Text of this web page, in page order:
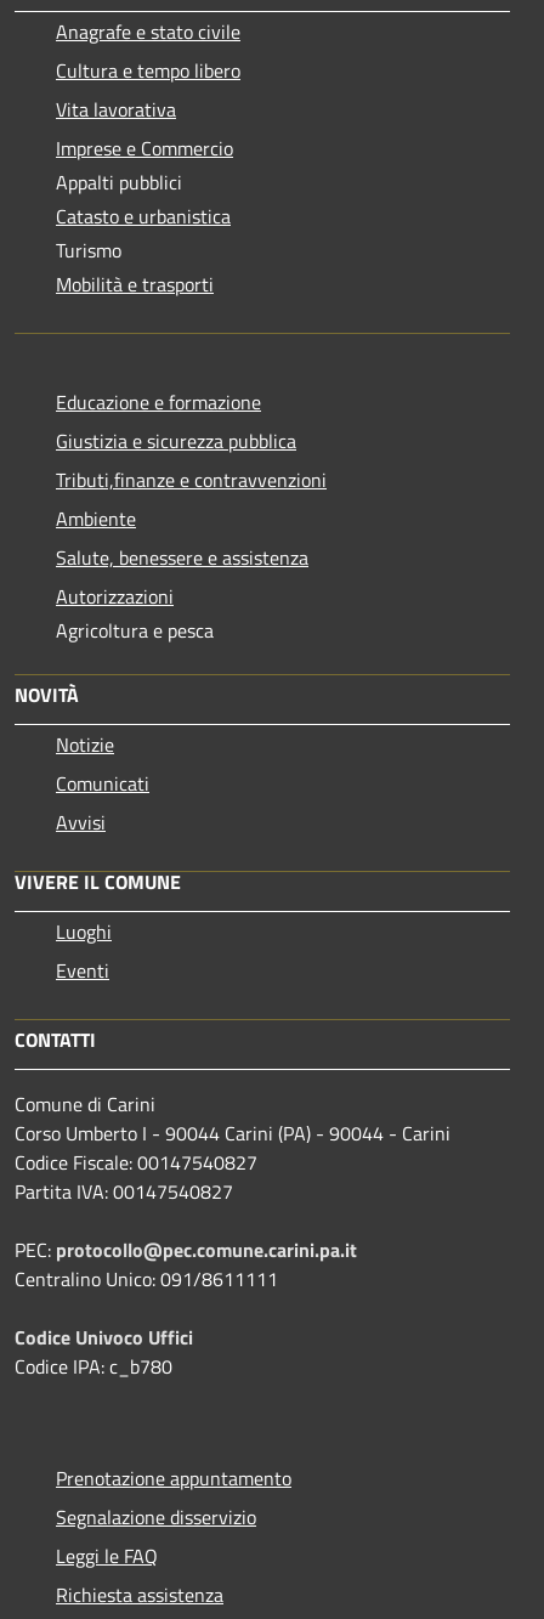
Anagrafe e stato civile
Cultura e tempo libero
Vita lavorativa
Imprese e Commercio
Appalti pubblici
Catasto e urbanistica
Turismo
Mobilità e trasporti
Educazione e formazione
Giustizia e sicurezza pubblica
Tributi,finanze e contravvenzioni
Ambiente
Salute, benessere e assistenza
Autorizzazioni
Agricoltura e pesca
NOVITÀ
Notizie
Comunicati
Avvisi
VIVERE IL COMUNE
Luoghi
Eventi
CONTATTI
Comune di Carini
Corso Umberto I - 90044 Carini (PA) - 90044 - Carini
Codice Fiscale: 00147540827
Partita IVA: 00147540827
PEC: protocollo@pec.comune.carini.pa.it
Centralino Unico: 091/8611111
Codice Univoco Uffici
Codice IPA: c_b780
Prenotazione appuntamento
Segnalazione disservizio
Leggi le FAQ
Richiesta assistenza